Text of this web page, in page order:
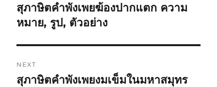
สุภาษิตคำพังเพยฆ้องปากแตก ความ
หมาย, รูป, ตัวอย่าง
NEXT
สุภาษิตคำพังเพยงมเข็มในมหาสมุทร